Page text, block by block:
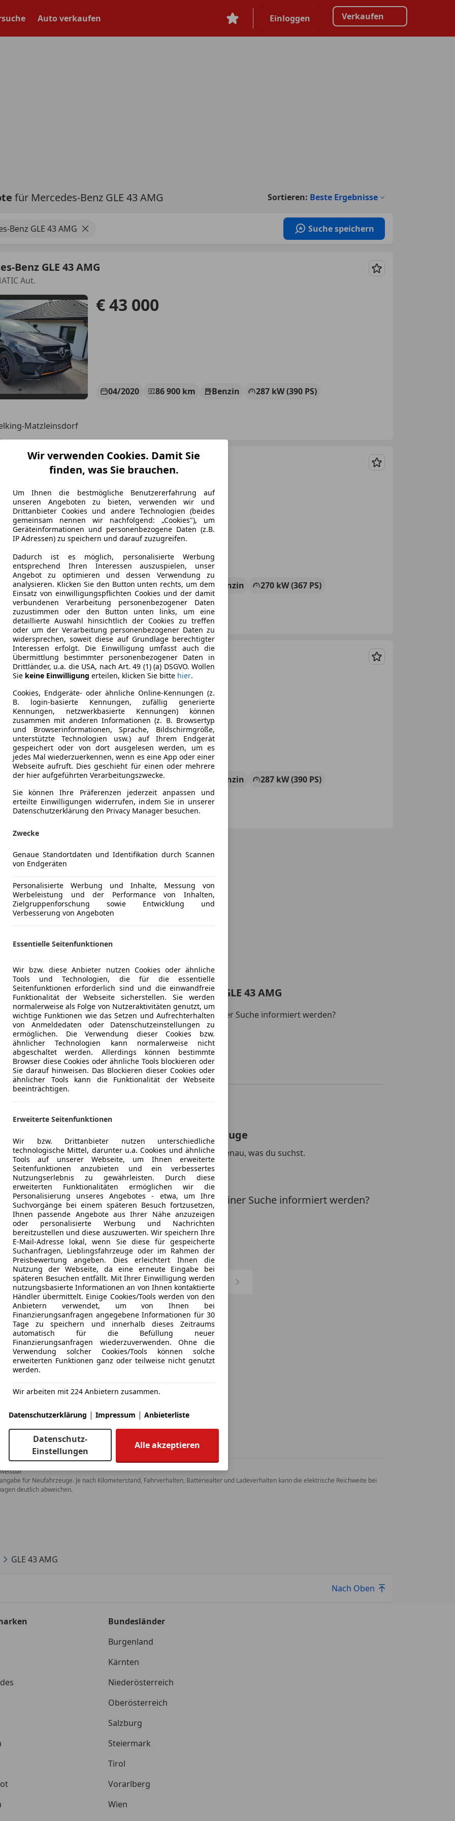
Auto verkaufen Einloggen Verkaufen
für Mercedes-Benz GLE 43 AMG Sortieren: Beste Ergebnisse
Benz GLE 43 AMG Suche speichern
Benz GLE 43 AMG
Aut.
Merken
€ 43 000
04/2020 86 900 km Benzin 287 kW (390 PS)
Matzleinsdorf
Benz GLE 43 AMG
Coupé 4MATIC Aut. | Panorama | H&K |
Merken
€ 39 890
07/2015 181 000 km Benzin
270 kW (367 PS)
GmbH
Benz GLE 43 AMG
4Matic
Merken
€ 34 990
07/2017 220 200 km Benzin 287 kW (390 PS)
3 Angebotefür Mercedes-Benz GLE 43 AMG
Möchtest du automatisch über neue Fahrzeuge zu deiner Suche informiert werden?
Suche speichern
Entdecke ähnliche Fahrzeuge
Nicht ganz deine Suchkriterien, aber vielleicht genau, was du suchst.
du automatisch über neue Fahrzeuge zu deiner Suche informiert werden?
Suche speichern
Zurück 1 Weiter
für Neufahrzeuge. Je nach Kilometerstand, Fahrverhalten, Batteriealter und Ladeverhalten kann die elektrische Reichweite bei
deutlich abweichen.
GLE 43 AMG
Nach Oben
Bundesländer
Burgenland
Kärnten
Niederösterreich
Oberösterreich
Salzburg
Steiermark
Tirol
Vorarlberg
Wien
Wir verwenden Cookies. Damit Sie
finden, was Sie brauchen.
Um Ihnen die bestmögliche Benutzererfahrung auf
unseren Angeboten zu bieten, verwenden wir und
Drittanbieter Cookies und andere Technologien (beides
gemeinsam nennen wir nachfolgend: „Cookies"), um
Geräteinformationen und personenbezogene Daten (z.B.
IP Adressen) zu speichern und darauf zuzugreifen.
Dadurch ist es möglich, personalisierte Werbung
entsprechend Ihren Interessen auszuspielen, unser
Angebot zu optimieren und dessen Verwendung zu
analysieren. Klicken Sie den Button unten rechts, um dem
Einsatz von einwilligungspflichten Cookies und der damit
verbundenen Verarbeitung personenbezogener Daten
zuzustimmen oder den Button unten links, um eine
detaillierte Auswahl hinsichtlich der Cookies zu treffen
oder um der Verarbeitung personenbezogener Daten zu
widersprechen, soweit diese auf Grundlage berechtigter
Interessen erfolgt. Die Einwilligung umfasst auch die
Übermittlung bestimmter personenbezogener Daten in
Drittländer, u.a. die USA, nach Art. 49 (1) (a) DSGVO. Wollen
Sie keine Einwilligung erteilen, klicken Sie bitte hier.
Cookies, Endgeräte- oder ähnliche Online-Kennungen (z.
B. login-basierte Kennungen, zufällig generierte
Kennungen, netzwerkbasierte Kennungen) können
zusammen mit anderen Informationen (z. B. Browsertyp
und Browserinformationen, Sprache, Bildschirmgröße,
unterstützte Technologien usw.) auf Ihrem Endgerät
gespeichert oder von dort ausgelesen werden, um es
jedes Mal wiederzuerkennen, wenn es eine App oder einer
Webseite aufruft. Dies geschieht für einen oder mehrere
der hier aufgeführten Verarbeitungszwecke.
Sie können Ihre Präferenzen jederzeit anpassen und
erteilte Einwilligungen widerrufen, indem Sie in unserer
Datenschutzerklärung den Privacy Manager besuchen.
Zwecke
Genaue Standortdaten und Identifikation durch Scannen
von Endgeräten
Personalisierte Werbung und Inhalte, Messung von
Werbeleistung und der Performance von Inhalten,
Zielgruppenforschung sowie Entwicklung und
Verbesserung von Angeboten
Essentielle Seitenfunktionen
Wir bzw. diese Anbieter nutzen Cookies oder ähnliche
Tools und Technologien, die für die essentielle
Seitenfunktionen erforderlich sind und die einwandfreie
Funktionalität der Webseite sicherstellen. Sie werden
normalerweise als Folge von Nutzeraktivitäten genutzt, um
wichtige Funktionen wie das Setzen und Aufrechterhalten
von Anmeldedaten oder Datenschutzeinstellungen zu
ermöglichen. Die Verwendung dieser Cookies bzw.
ähnlicher Technologien kann normalerweise nicht
abgeschaltet werden. Allerdings können bestimmte
Browser diese Cookies oder ähnliche Tools blockieren oder
Sie darauf hinweisen. Das Blockieren dieser Cookies oder
ähnlicher Tools kann die Funktionalität der Webseite
beeinträchtigen.
Erweiterte Seitenfunktionen
Wir bzw. Drittanbieter nutzen unterschiedliche
technologische Mittel, darunter u.a. Cookies und ähnliche
Tools auf unserer Webseite, um Ihnen erweiterte
Seitenfunktionen anzubieten und ein verbessertes
Nutzungserlebnis zu gewährleisten. Durch diese
erweiterten Funktionalitäten ermöglichen wir die
Personalisierung unseres Angebotes - etwa, um Ihre
Suchvorgänge bei einem späteren Besuch fortzusetzen,
Ihnen passende Angebote aus Ihrer Nähe anzuzeigen
oder personalisierte Werbung und Nachrichten
bereitzustellen und diese auszuwerten. Wir speichern Ihre
E-Mail-Adresse lokal, wenn Sie diese für gespeicherte
Suchanfragen, Lieblingsfahrzeuge oder im Rahmen der
Preisbewertung angeben. Dies erleichtert Ihnen die
Nutzung der Webseite, da eine erneute Eingabe bei
späteren Besuchen entfällt. Mit Ihrer Einwilligung werden
nutzungsbasierte Informationen an von Ihnen kontaktierte
Händler übermittelt. Einige Cookies/Tools werden von den
Anbietern verwendet, um von Ihnen bei
Finanzierungsanfragen angegebene Informationen für 30
Tage zu speichern und innerhalb dieses Zeitraums
automatisch für die Befüllung neuer
Finanzierungsanfragen wiederzuverwenden. Ohne die
Verwendung solcher Cookies/Tools können solche
erweiterten Funktionen ganz oder teilweise nicht genutzt
werden.
Wir arbeiten mit 224 Anbietern zusammen.
Datenschutzerklärung | Impressum | Anbieterliste
Datenschutz-
Einstellungen
Alle akzeptieren